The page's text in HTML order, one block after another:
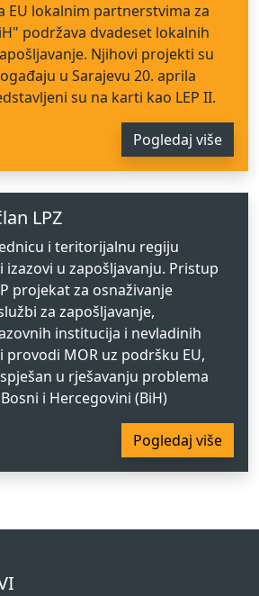
EU lokalnim partnerstvima za
podržava dvadeset lokalnih
Njihovi projekti su
u Sarajevu 20. aprila
su na karti kao LEP II.
Pogledaj više
LPZ
i teritorijalnu regiju
u zapošljavanju. Pristup
projekat za osnaživanje
za zapošljavanje,
institucija i nevladinih
provodi MOR uz podršku EU,
u rješavanju problema
i Hercegovini (BiH)
Pogledaj više